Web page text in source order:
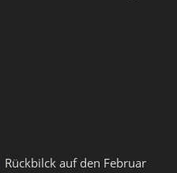
Rückbilck auf den Februar